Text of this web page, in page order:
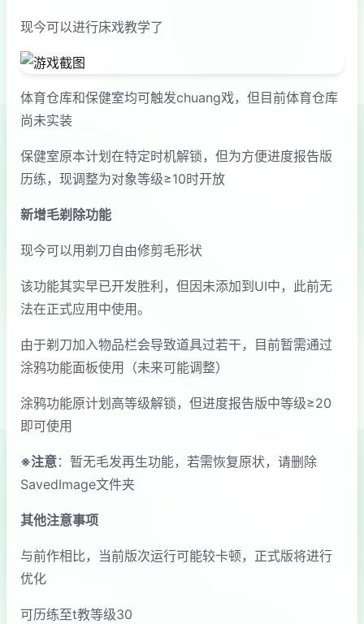
现今可以进行床戏教学了
体育仓库和保健室均可触发chuang戏，但目前体育仓库
尚未实装
保健室原本计划在特定时机解锁，但为方便进度报告版
历练，现调整为对象等级≥10时开放
新增毛剃除功能
现今可以用剃刀自由修剪毛形状
该功能其实早已开发胜利，但因未添加到UI中，此前无
法在正式应用中使用。
由于剃刀加入物品栏会导致道具过若干，目前暂需通过
涂鸦功能面板使用（未来可能调整）
涂鸦功能原计划高等级解锁，但进度报告版中等级≥20
即可使用
※注意：暂无毛发再生功能，若需恢复原状，请删除
SavedImage文件夹
其他注意事项
与前作相比，当前版次运行可能较卡顿，正式版将进行
优化
可历练至t教等级30